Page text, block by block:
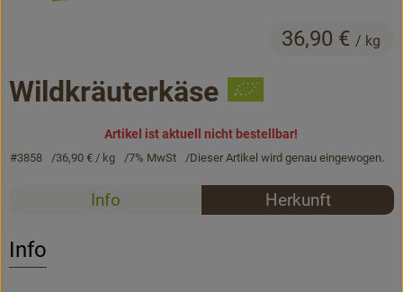
Vorratskammer...
Wildkräuterkäse
36,90 € / kg
Artikel ist aktuell nicht bestellbar!
#3858 36,90 € / kg 7% MwSt Dieser Artikel wird genau eingewogen.
Rezepte
Info Herkunft
Info